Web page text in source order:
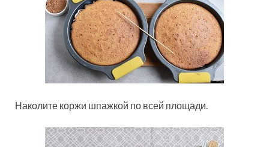
Наколите коржи шпажкой по всей площади.